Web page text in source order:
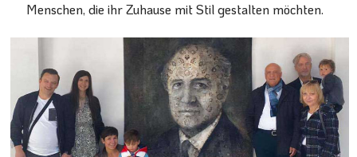
Menschen, die ihr Zuhause mit Stil gestalten möchten.